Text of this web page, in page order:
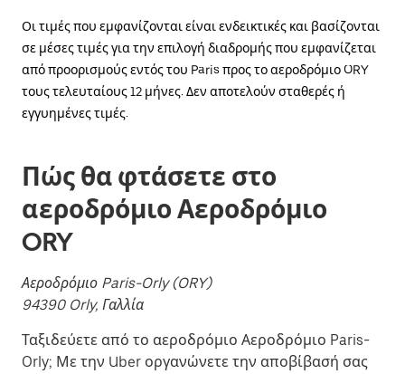
το
ημερολόγιο.
Οι τιμές που εμφανίζονται είναι ενδεικτικές και βασίζονται
σε μέσες τιμές για την επιλογή διαδρομής που εμφανίζεται
από προορισμούς εντός του Paris προς το αεροδρόμιο ORY
τους τελευταίους 12 μήνες. Δεν αποτελούν σταθερές ή
εγγυημένες τιμές.
Πώς θα φτάσετε στο
αεροδρόμιο Αεροδρόμιο
ORY
Αεροδρόμιο Paris-Orly (ORY)
94390 Orly, Γαλλία
Ταξιδεύετε από το αεροδρόμιο Αεροδρόμιο Paris-
Orly; Με την Uber οργανώνετε την αποβίβασή σας